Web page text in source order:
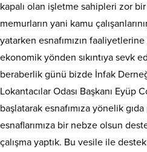
kapalı olan işletme sahipleri zor
memurların yani kamu
yatarken esnafımızın
ekonomik yönden sıkıntıya sevk
beraberlik günü bizde İnfak
Lokantacılar Odası Başkanı Eyüp
başlatarak esnafımıza yönelik
esnaflarımıza bir nebze olsun
çalışma yaptık. Bu vesile ile